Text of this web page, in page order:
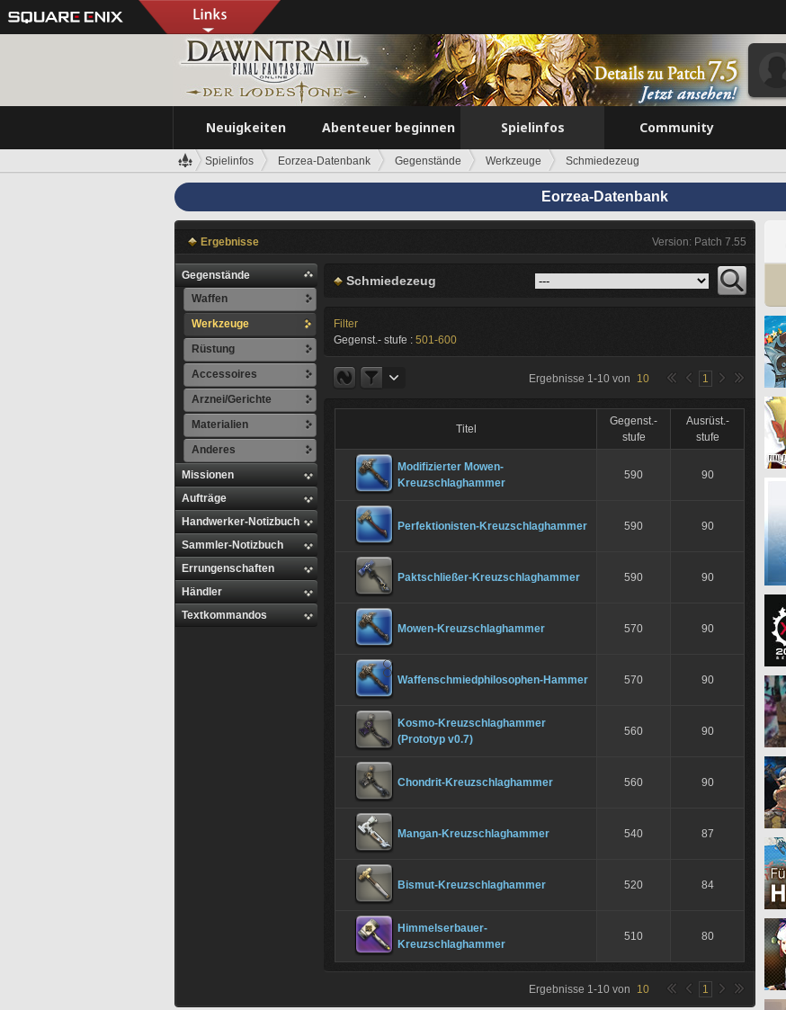
Neuigkeiten Abenteuer beginnen Spielinfos Community
Spielinfos Eorzea-Datenbank Gegenstände Werkzeuge Schmiedezeug
Eorzea-Datenbank
Ergebnisse Version: Patch 7.55
Gegenstände
Waffen
Werkzeuge
Rüstung
Accessoires
Arznei/Gerichte
Materialien
Anderes
Missionen
Aufträge
Handwerker-Notizbuch
Sammler-Notizbuch
Errungenschaften
Händler
Textkommandos
Schmiedezeug
Filter
Gegenst.- stufe : 501-600
Ergebnisse 1-10 von 10 1
Titel
Gegenst.-
stufe
Ausrüst.-
stufe
Modifizierter Mowen-
Kreuzschlaghammer
590 90
Perfektionisten-Kreuzschlaghammer 590 90
Paktschließer-Kreuzschlaghammer 590 90
Mowen-Kreuzschlaghammer 570 90
Waffenschmiedphilosophen-Hammer 570 90
Kosmo-Kreuzschlaghammer
(Prototyp v0.7)
560 90
Chondrit-Kreuzschlaghammer 560 90
Mangan-Kreuzschlaghammer 540 87
Bismut-Kreuzschlaghammer 520 84
Himmelserbauer-
Kreuzschlaghammer
510 80
Ergebnisse 1-10 von 10 1